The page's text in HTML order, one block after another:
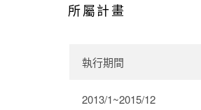
所屬計畫
執行期間
2013/1~2015/12